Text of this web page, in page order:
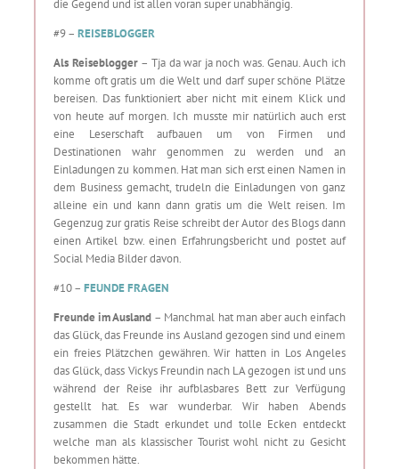
die Gegend und ist allen voran super unabhängig.
#9 – REISEBLOGGER
Als Reiseblogger – Tja da war ja noch was. Genau. Auch ich
komme oft gratis um die Welt und darf super schöne Plätze
bereisen. Das funktioniert aber nicht mit einem Klick und
von heute auf morgen. Ich musste mir natürlich auch erst
eine Leserschaft aufbauen um von Firmen und
Destinationen wahr genommen zu werden und an
Einladungen zu kommen. Hat man sich erst einen Namen in
dem Business gemacht, trudeln die Einladungen von ganz
alleine ein und kann dann gratis um die Welt reisen. Im
Gegenzug zur gratis Reise schreibt der Autor des Blogs dann
einen Artikel bzw. einen Erfahrungsbericht und postet auf
Social Media Bilder davon.
#10 – FEUNDE FRAGEN
Freunde im Ausland – Manchmal hat man aber auch einfach
das Glück, das Freunde ins Ausland gezogen sind und einem
ein freies Plätzchen gewähren. Wir hatten in Los Angeles
das Glück, dass Vickys Freundin nach LA gezogen ist und uns
während der Reise ihr aufblasbares Bett zur Verfügung
gestellt hat. Es war wunderbar. Wir haben Abends
zusammen die Stadt erkundet und tolle Ecken entdeckt
welche man als klassischer Tourist wohl nicht zu Gesicht
bekommen hätte.